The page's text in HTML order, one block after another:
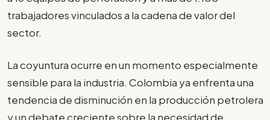
trabajadores vinculados a la cadena de valor del
sector.
La coyuntura ocurre en un momento especialmente
sensible para la industria. Colombia ya enfrenta una
tendencia de disminución en la producción petrolera
y un debate creciente sobre la necesidad de